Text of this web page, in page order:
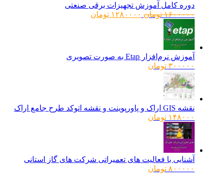
دوره کامل آموزش تجهیزات برقی صنعتی
۱۶۰۰۰۰۰ تومانقیمت
۱۲۸۰۰۰۰ تومانقیمت
آموزش نرم‌افزار Etap به صورت تصویری
۳۰۰۰۰۰ تومان
نقشه GIS اراک و پاورپوینت و نقشه اتوکد طرح جامع اراک
۱۴۸۰۰۰ تومان
آشنایی با فعالیت های تعمیراتی شرکت های گاز استانی
۸۰۰۰۰۰ تومان